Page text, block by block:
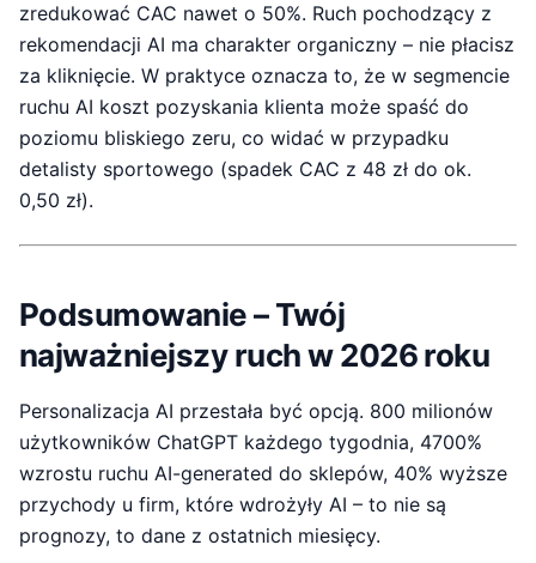
zredukować CAC nawet o 50%. Ruch pochodzący z
rekomendacji AI ma charakter organiczny – nie płacisz
za kliknięcie. W praktyce oznacza to, że w segmencie
ruchu AI koszt pozyskania klienta może spaść do
poziomu bliskiego zeru, co widać w przypadku
detalisty sportowego (spadek CAC z 48 zł do ok.
0,50 zł).
Podsumowanie – Twój
najważniejszy ruch w 2026 roku
Personalizacja AI przestała być opcją. 800 milionów
użytkowników ChatGPT każdego tygodnia, 4700%
wzrostu ruchu AI-generated do sklepów, 40% wyższe
przychody u firm, które wdrożyły AI – to nie są
prognozy, to dane z ostatnich miesięcy.